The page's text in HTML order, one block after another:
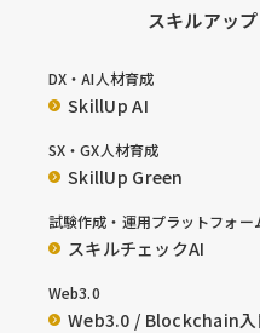
スキルアッ
DX・AI人材育成
SkillUp AI
SX・GX人材育成
SkillUp Green
試験作成・運用プラットフォー
スキルチェックAI
Web3.0
Web3.0 / Blockchain入